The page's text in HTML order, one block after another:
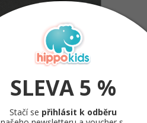
SLEVA 5 %
Stačí se přihlásit k odběru